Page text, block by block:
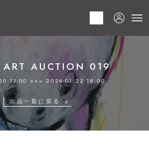
ART AUCTION 019
13:00 >>> 2026.01.22 18:00
出品一覧に戻る